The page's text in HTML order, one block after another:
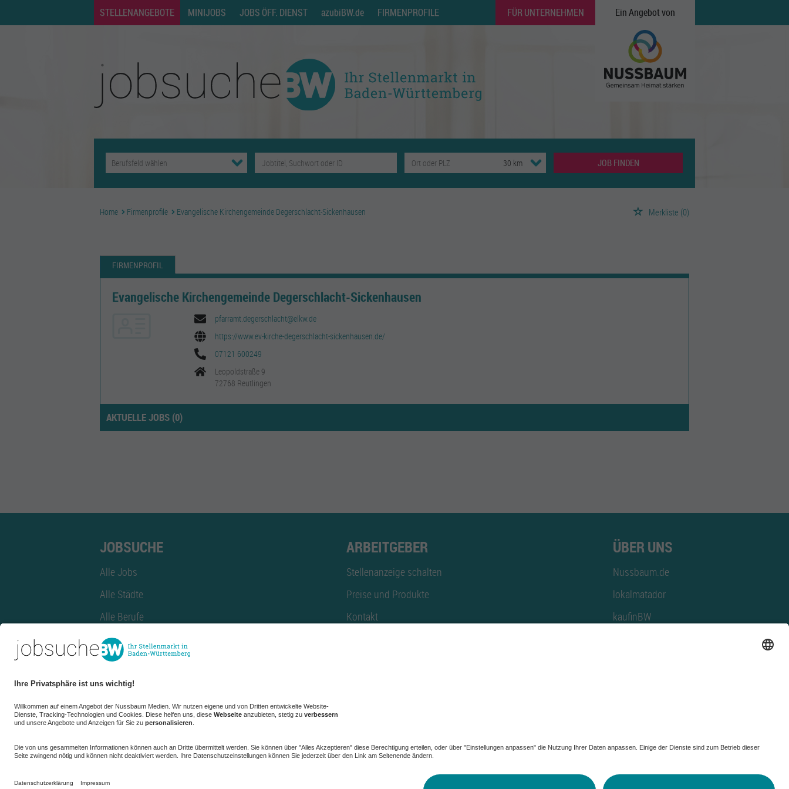
STELLENANGEBOTE MINIJOBS JOBS ÖFF. DIENST azubiBW.de FIRMENPROFILE FÜR UNTERNEHMEN Ein Angebot von
JOB FINDEN
Home Firmenprofile Evangelische Kirchengemeinde Degerschlacht-Sickenhausen Merkliste (0)
FIRMENPROFIL
Evangelische Kirchengemeinde Degerschlacht-Sickenhausen
pfarramt.degerschlacht@elkw.de
https://www.ev-kirche-degerschlacht-sickenhausen.de/
07121 600249
Leopoldstraße 9
72768 Reutlingen
AKTUELLE JOBS (0)
JOBSUCHE
Alle Jobs
Alle Städte
Alle Berufe
Alle Berufe nach Stadt
Alle Tätigkeitsbereiche
Alle Tätigkeitsbereiche nach Stadt
azubiBW.de
Minijobs
Firmenprofil
ARBEITGEBER
Stellenanzeige schalten
Preise und Produkte
Kontakt
ÜBER UNS
Nussbaum.de
lokalmatador
kaufinBW